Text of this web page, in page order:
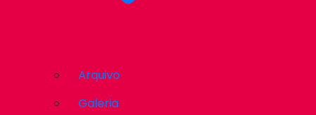
Arquivo
Galeria